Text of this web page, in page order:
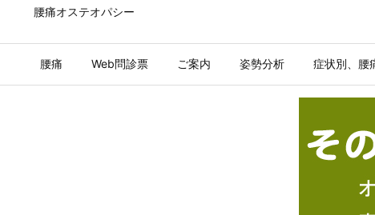
腰痛オステオパシー
腰痛 Web問診票 ご案内 姿勢分析 症状別、腰